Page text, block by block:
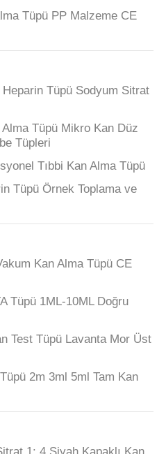
Tüpü PP Malzeme CE
Tüpü Sodyum Sitrat
Tüpü Mikro Kan Düz
Tüpleri
Tıbbi Kan Alma Tüpü
Tüpü Örnek Toplama ve
Kan Alma Tüpü CE
Tüpü 1ML-10ML Doğru
Test Tüpü Lavanta Mor Üst
2m 3ml 5ml Tam Kan